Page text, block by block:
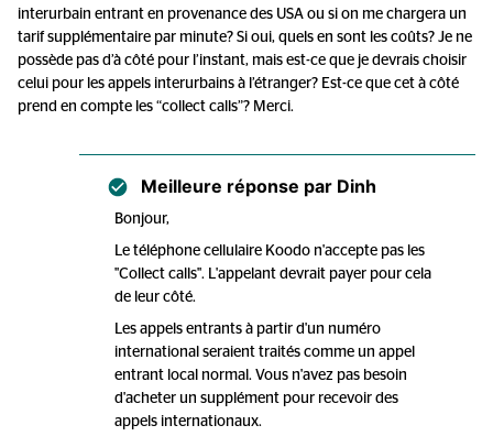
interurbain entrant en provenance des USA ou si on me chargera un
tarif supplémentaire par minute? Si oui, quels en sont les coûts? Je ne
possède pas d’à côté pour l’instant, mais est-ce que je devrais choisir
celui pour les appels interurbains à l’étranger? Est-ce que cet à côté
prend en compte les “collect calls”? Merci.
Meilleure réponse par Dinh
Bonjour,
Le téléphone cellulaire Koodo n'accepte pas les
"Collect calls". L'appelant devrait payer pour cela
de leur côté.
Les appels entrants à partir d'un numéro
international seraient traités comme un appel
entrant local normal. Vous n'avez pas besoin
d'acheter un supplément pour recevoir des
appels internationaux.